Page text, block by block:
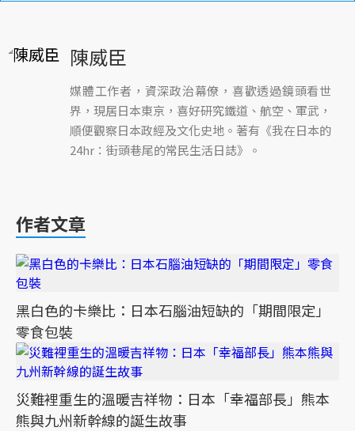
陳威臣
媒體工作者，資深政治幕僚，喜歡透過鏡頭看世
界，現居日本東京，喜好研究鐵道、航空、軍武，
順便觀察日本政經及文化史地。著有《我在日本的
24hr：街頭巷尾的常民生活日誌》。
作者文章
黑白色的卡樂比：日本石腦油短缺的「期間限定」
零食包裝
災難裡重生的溫暖吉祥物：日本「幸福部長」熊本
熊與九州新幹線的誕生故事